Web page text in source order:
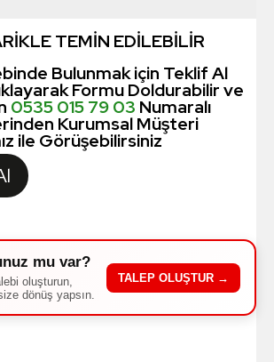
TEMİN EDİLEBİLİR
Bulunmak için Teklif Al
Formu Doldurabilir ve
0535 015 79 03 Numaralı
Kurumsal Müşteri
ile Görüşebilirsiniz
mu var?
oluşturun,
dönüş yapsın.
TALEP OLUŞTUR →